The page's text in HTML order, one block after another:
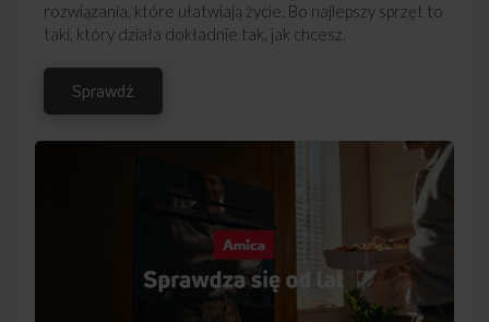
rozwiązania, które ułatwiają życie. Bo najlepszy sprzęt to
taki, który działa dokładnie tak, jak chcesz.
Sprawdź